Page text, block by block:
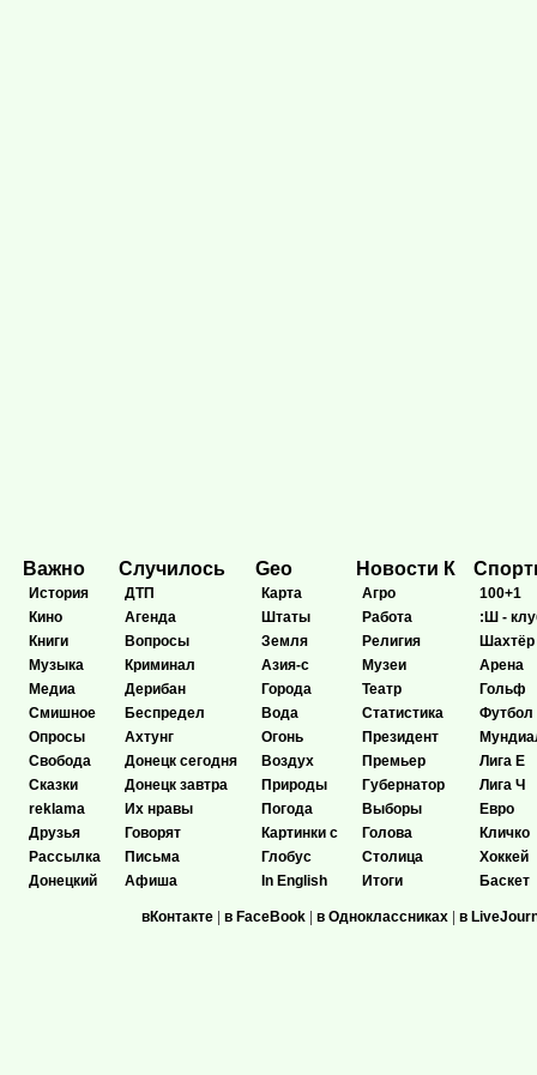
Важно
История
Кино
Книги
Музыка
Медиа
Смишное
Опросы
Свобода
Сказки
reklama
Друзья
Рассылка
Донецкий
Случилось
ДТП
Агенда
Вопросы
Криминал
Дерибан
Беспредел
Ахтунг
Донецк сегодня
Донецк завтра
Их нравы
Говорят
Письма
Афиша
Geo
Карта
Штаты
Земля
Азия-с
Города
Вода
Огонь
Воздух
Природы
Погода
Картинки с
Глобус
In English
Новости К
Агро
Работа
Религия
Музеи
Театр
Статистика
Президент
Премьер
Губернатор
Выборы
Голова
Столица
Итоги
100+1
:Ш -
Шахтёр
Арена
Гольф
Футбол
Лига Е
Лига Ч
Евро
Кличко
Хоккей
Баскет
вКонтакте | в FaceBook | в Одноклассниках | в